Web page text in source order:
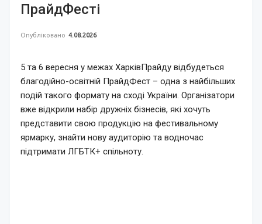
ПрайдФесті
Опубліковано 4.08.2026
5 та 6 вересня у межах ХарківПрайду відбудеться
благодійно-освітній ПрайдФест – одна з найбільших
подій такого формату на сході України. Організатори
вже відкрили набір дружніх бізнесів, які хочуть
представити свою продукцію на фестивальному
ярмарку, знайти нову аудиторію та водночас
підтримати ЛГБТК+ спільноту.